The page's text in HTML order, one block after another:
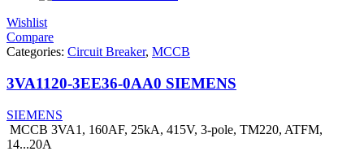
Wishlist
Compare
Categories: Circuit Breaker, MCCB
3VA1120-3EE36-0AA0 SIEMENS
SIEMENS
MCCB 3VA1, 160AF, 25kA, 415V, 3-pole, TM220, ATFM,
14...20A